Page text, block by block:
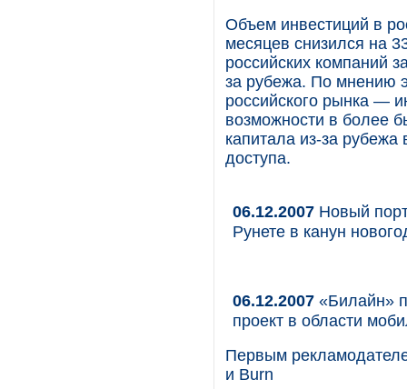
Объем инвестиций в
месяцев снизился на
российских компаний
за рубежа. По мнению
российского рынка —
возможности в более
капитала из-за
доступа.
06.12.2007 Новый
Рунете в канун
06.12.2007 «Билайн»
проект в области
Первым
и Burn